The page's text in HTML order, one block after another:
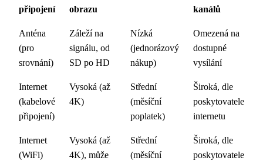
připojení
obrazu
kanálů
Anténa
(pro
srovnání)
Záleží na
signálu, od
SD po HD
Nízká
(jednorázový
nákup)
Omezená na
dostupné
vysílání
Internet
(kabelové
připojení)
Vysoká (až
4K)
Střední
(měsíční
poplatek)
Široká, dle
poskytovatele
internetu
Internet
(WiFi)
Vysoká (až
4K), může
Střední
(měsíční
Široká, dle
poskytovatele